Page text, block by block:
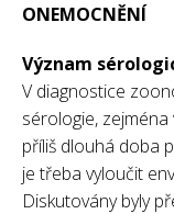
ONEMOCNĚNÍ
Význam
V diagnostice
sérologie,
příliš dlouhá doba
je třeba vyloučit
Diskutovány byly